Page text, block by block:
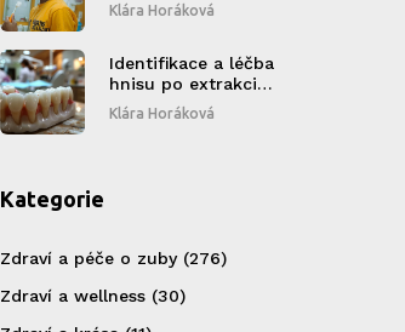
Porozumění a
Klára Horáková
Identifikace a léčba
hnisu po extrakci
zubu: Průvodce pro
pacienty
Klára Horáková
Kategorie
Zdraví a péče o zuby (276)
Zdraví a wellness (30)